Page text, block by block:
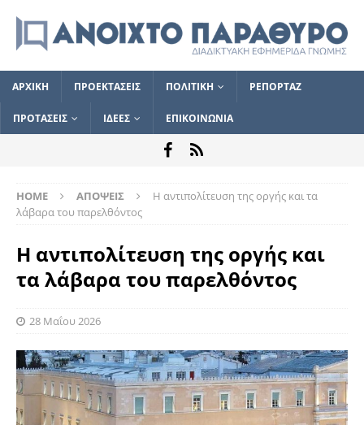
ΑΡΧΙΚΗ ΠΡΟΕΚΤΑΣΕΙΣ ΠΟΛΙΤΙΚΗ ΡΕΠΟΡΤΑΖ
ΠΡΟΤΑΣΕΙΣ ΙΔΕΕΣ ΕΠΙΚΟΙΝΩΝΙΑ
HOME ΑΠΟΨΕΙΣ
Η αντιπολίτευση της οργής και τα
λάβαρα του παρελθόντος
Η αντιπολίτευση της οργής και
τα λάβαρα του παρελθόντος
28 Μαΐου 2026